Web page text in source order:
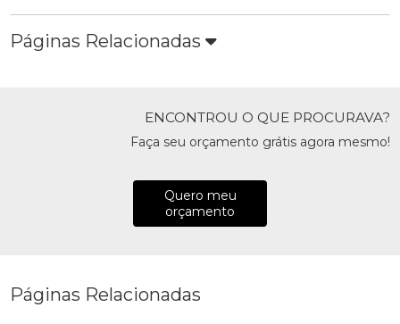
Páginas Relacionadas
ENCONTROU O QUE PROCURAVA?
Faça seu orçamento grátis agora mesmo!
Quero meu
orçamento
Páginas Relacionadas